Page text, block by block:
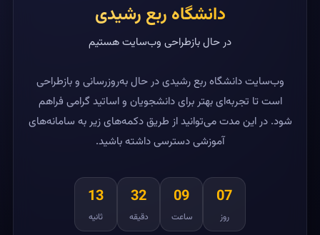
دانشگاه ربع رشیدی
در حال بازطراحی وب‌سایت هستیم
وب‌سایت دانشگاه ربع رشیدی در حال به‌روزرسانی و بازطراحی
است تا تجربه‌ای بهتر برای دانشجویان و اساتید گرامی فراهم
شود. در این مدت می‌توانید از طریق دکمه‌های زیر به سامانه‌های
آموزشی دسترسی داشته باشید.
07
روز
09
ساعت
32
دقیقه
13
ثانیه